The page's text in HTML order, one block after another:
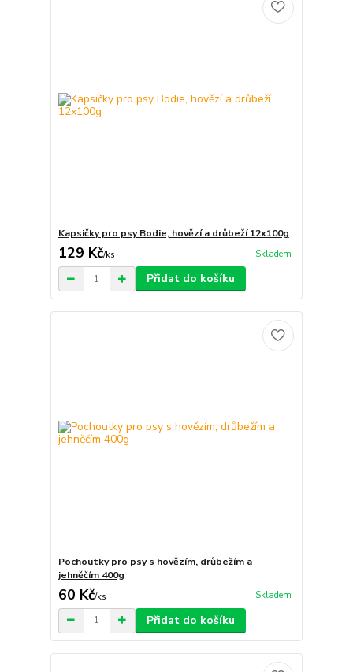
Kapsičky pro psy Bodie, hovězí a drůbeží 12x100g
129 Kč/ks Skladem
Přidat do košíku
Pochoutky pro psy s hovězím, drůbežím a
jehněčím 400g
60 Kč/ks Skladem
Přidat do košíku